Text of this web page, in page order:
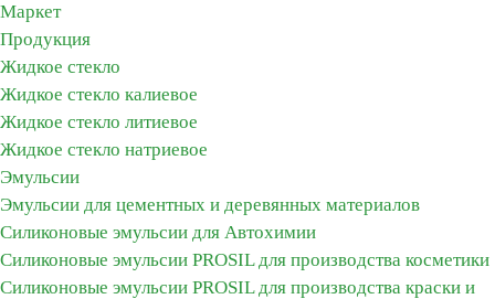
Маркет
Продукция
Жидкое стекло
Жидкое стекло калиевое
Жидкое стекло литиевое
Жидкое стекло натриевое
Эмульсии
Эмульсии для цементных и деревянных материалов
Силиконовые эмульсии для Автохимии
Силиконовые эмульсии PROSIL для производства косметики
Силиконовые эмульсии PROSIL для производства краски и